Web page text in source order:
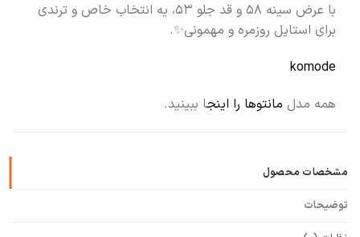
با عرض سینه ۵۸ و قد جلو ۵۳، یه انتخاب خاص و ترندی
برای استایل روزمره و مهمونی✨.
komode
همه مدل مانتوها را اینجا ببینید.
مشخصات محصول
توضیحات